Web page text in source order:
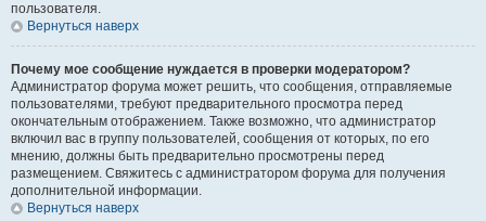
пользователя.
Вернуться наверх
Почему мое сообщение нуждается в проверки модератором?
Администратор форума может решить, что сообщения, отправляемые
пользователями, требуют предварительного просмотра перед
окончательным отображением. Также возможно, что администратор
включил вас в группу пользователей, сообщения от которых, по его
мнению, должны быть предварительно просмотрены перед
размещением. Свяжитесь с администратором форума для получения
дополнительной информации.
Вернуться наверх